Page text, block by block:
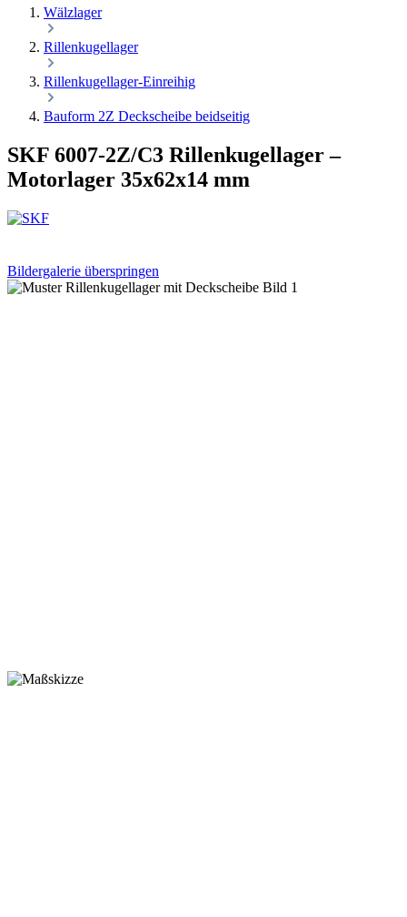
Wälzlager
Rillenkugellager
Rillenkugellager-Einreihig
Bauform 2Z Deckscheibe beidseitig
SKF 6007-2Z/C3 Rillenkugellager –
Motorlager 35x62x14 mm
Bildergalerie überspringen